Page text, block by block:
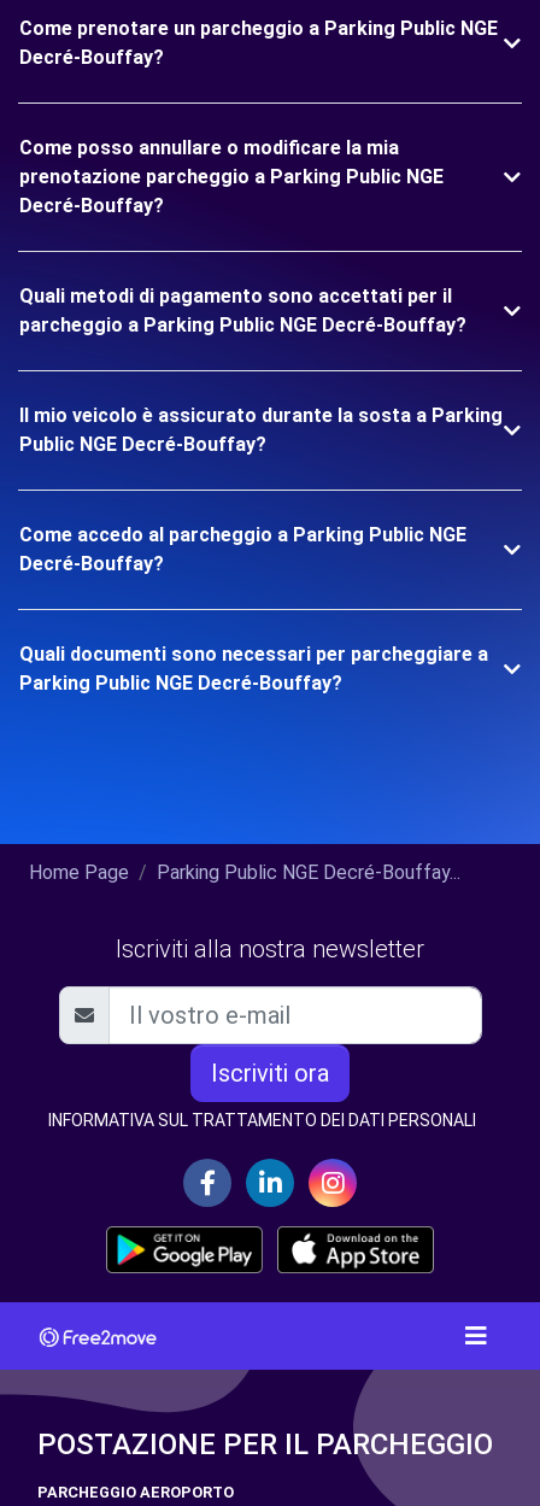
Come prenotare un parcheggio a Parking Public NGE
Decré-Bouffay?
Come posso annullare o modificare la mia
prenotazione parcheggio a Parking Public NGE
Decré-Bouffay?
Quali metodi di pagamento sono accettati per il
parcheggio a Parking Public NGE Decré-Bouffay?
Il mio veicolo è assicurato durante la sosta a Parking
Public NGE Decré-Bouffay?
Come accedo al parcheggio a Parking Public NGE
Decré-Bouffay?
Quali documenti sono necessari per parcheggiare a
Parking Public NGE Decré-Bouffay?
Home Page Parking Public NGE Decré-Bouffay...
Iscriviti alla nostra newsletter
Iscriviti ora
INFORMATIVA SUL TRATTAMENTO DEI DATI PERSONALI
POSTAZIONE PER IL PARCHEGGIO
PARCHEGGIO AEROPORTO